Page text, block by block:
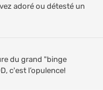
adoré ou détesté un
du grand "binge
c'est l’opulence!